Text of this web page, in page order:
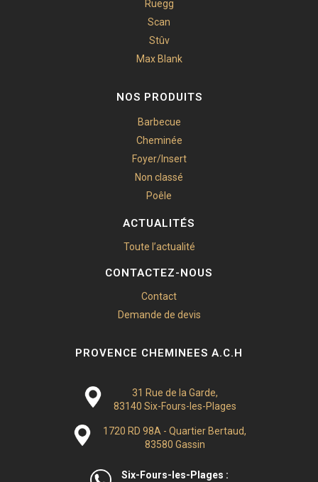
Ruegg
Scan
Stûv
Max Blank
NOS PRODUITS
Barbecue
Cheminée
Foyer/Insert
Non classé
Poêle
ACTUALITÉS
Toute l’actualité
CONTACTEZ-NOUS
Contact
Demande de devis
PROVENCE CHEMINEES A.C.H
31 Rue de la Garde,
83140 Six-Fours-les-Plages
1720 RD 98A - Quartier Bertaud,
83580 Gassin
Six-Fours-les-Plages :